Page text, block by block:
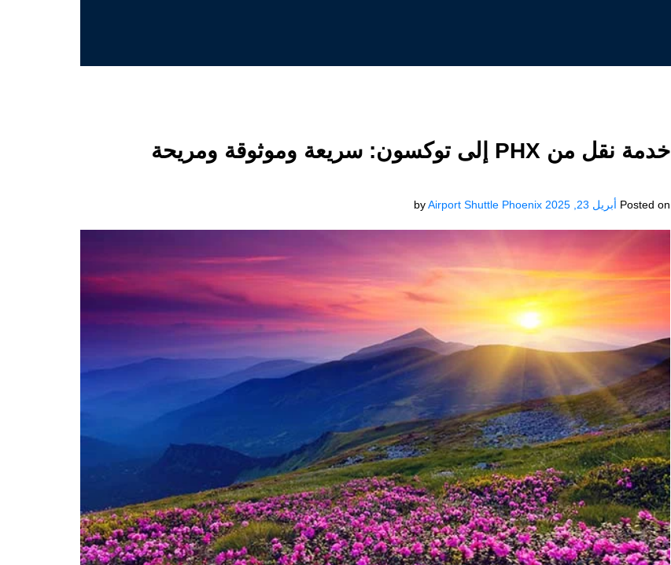
خدمة نقل من PHX إلى توكسون: سريعة وموثوقة ومريحة
Posted on أبريل 23, 2025 by Airport Shuttle Phoenix